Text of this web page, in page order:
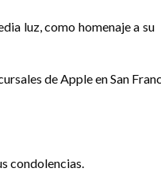
luz, como homenaje a su
de Apple en San
condolencias.